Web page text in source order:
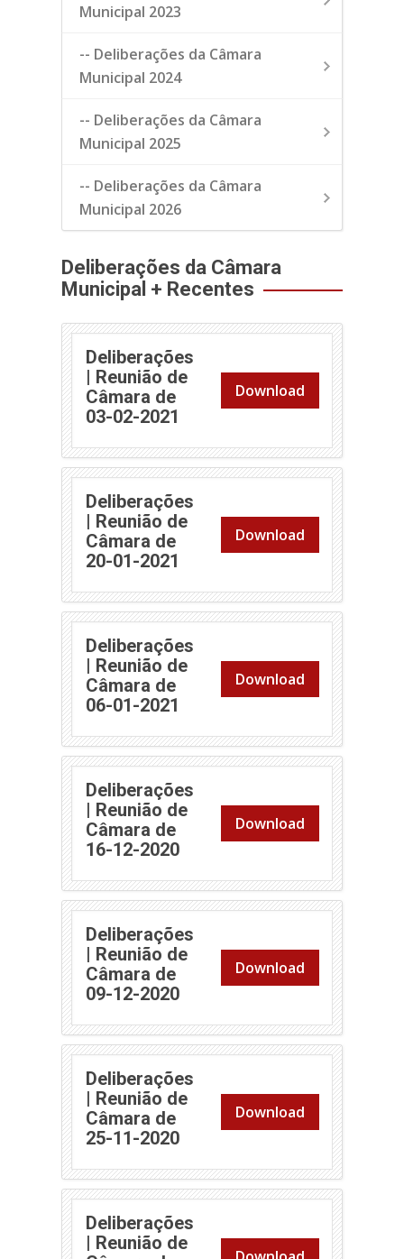
Municipal 2023
-- Deliberações da Câmara
Municipal 2024
-- Deliberações da Câmara
Municipal 2025
-- Deliberações da Câmara
Municipal 2026
Deliberações da Câmara
Municipal + Recentes
Deliberações
| Reunião de
Câmara de
03-02-2021 (abre em nova janela)
Download
Deliberações
| Reunião de
Câmara de
20-01-2021 (abre em nova janela)
Download
Deliberações
| Reunião de
Câmara de
06-01-2021 (abre em nova janela)
Download
Deliberações
| Reunião de
Câmara de
16-12-2020(abre em nova janela)
Download
Deliberações
| Reunião de
Câmara de
09-12-2020(abre em nova janela)
Download
Deliberações
| Reunião de
Câmara de
25-11-2020(abre em nova janela)
Download
Deliberações
| Reunião de